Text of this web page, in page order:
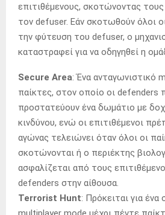
επιτιθέμενους, σκοτώνοντας
τον defuser. Εάν σκοτωθούν όλοι
την φύτευση του defuser, ο
καταστραφεί για να οδηγηθεί η
Secure Area: Ένα ανταγωνιστικό
παίκτες, στον οποίο οι defenders
προστατεύουν ένα δωμάτιο με
κινδύνου, ενώ οι επιτιθέμενοι
αγώνας τελειώνει όταν όλοι οι
σκοτώνονται ή ο περιέκτης
ασφαλίζεται από τους
defenders στην αίθουσα.
Terrorist Hunt: Πρόκειται για